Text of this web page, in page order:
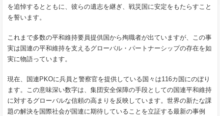
を追悼するとともに、彼らの遺志を継ぎ、戦災国に安定をもたらすこと
を誓います。
これまで多数の平和維持要員提供国から殉職者が出ていますが、この事
実は国連の平和維持を支えるグローバル・パートナーシップの存在を如
実に物語っています。
現在、国連PKOに兵員と警察官を提供している国々は116カ国にのぼり
ます。この意味深い数字は、集団安全保障の手段としての国連平和維持
に対するグローバルな信頼の高まりを反映しています。世界の新たな課
題の解決を国際社会が国連に期待していることを立証する最新の事例